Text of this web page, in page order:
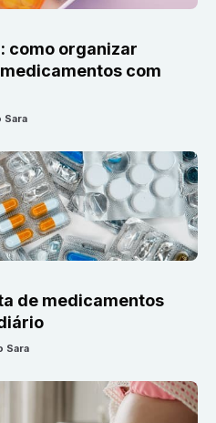
como organizar
com
Sara
de medicamentos
Sara